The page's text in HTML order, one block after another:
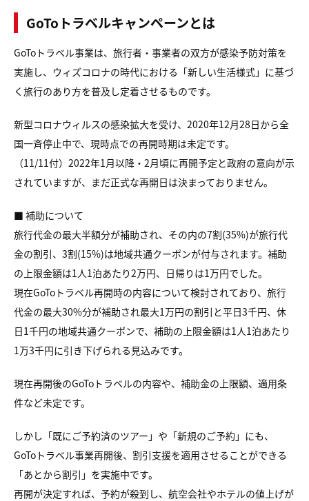
GoToトラベルキャンペーンとは
GoToトラベル事業は、旅行者・事業者の双方が感染予防対策を
実施し、ウィズコロナの時代における「新しい生活様式」に基づ
く旅行のあり方を普及し定着させるものです。
新型コロナウィルスの感染拡大を受け、2020年12月28日から全
国一斉停止中で、現時点での再開時期は未定です。
（11/11付）2022年1月以降・2月頃に再開予定と政府の意向が示
されていますが、まだ正式な再開日は決まっておりません。
■ 補助について
旅行代金の最大半額分が補助され、その内の7割(35%)が旅行代
金の割引、3割(15%)は地域共通クーポンが付与されます。補助
の上限金額は1人1泊あたり2万円、日帰りは1万円でした。
現在GoToトラベル再開時の内容について検討されており、旅行
代金の最大30%分が補助され最大1万円の割引と平日3千円、休
日1千円の地域共通クーポンで、補助の上限金額は1人1泊あたり
1万3千円に引き下げられる見込みです。
現在再開後のGoToトラベルの内容や、補助金の上限額、適用条
件など未定です。
しかし「既にご予約済のツアー」や「新規のご予約」にも、
GoToトラベル事業再開後、割引支援を適用させることができる
「あとから割引」を実施中です。
再開が決定すれば、予約が殺到し、航空会社やホテルの値上げが